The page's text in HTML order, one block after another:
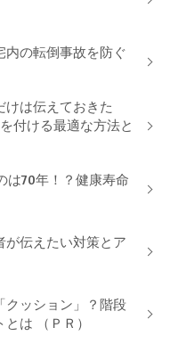
内の転倒事故を防ぐ
けは伝えておきた
付ける最適な方法と
は70年！？健康寿命
が伝えたい対策とア
クッション」？階段
は （ＰＲ）